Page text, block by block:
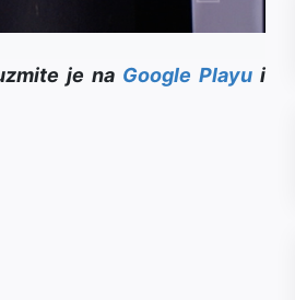
je na Google Playui